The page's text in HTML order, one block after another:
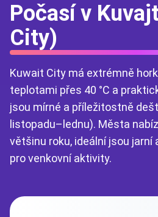
Počasí v
City)
Kuwait City má extrémně
teplotami přes 40 °C a
jsou mírné a příležitostně
listopadu–lednu). Města
většinu roku, ideální jsou jarní
pro venkovní aktivity.